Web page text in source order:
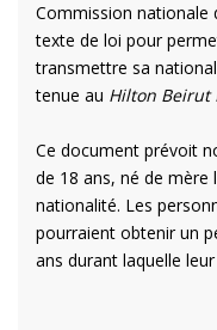
Commission nationale
texte de loi pour
transmettre sa
tenue au Hilton Beirut
Ce document prévoit
de 18 ans, né de mère
nationalité. Les
pourraient obtenir un
ans durant laquelle